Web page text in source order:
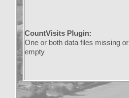
CountVisits Plugin:
One or both data files missing or
empty